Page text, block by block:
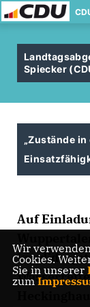
Spiecker
Zustände in
Auf
kandidat
Wir
Cookies.
Sie in unserer
zum